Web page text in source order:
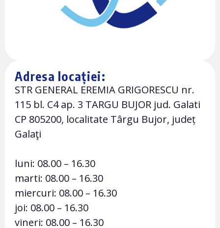
Adresa locației:
STR GENERAL EREMIA GRIGORESCU nr.
115 bl. C4 ap. 3 TARGU BUJOR jud. Galati
CP 805200, localitate Târgu Bujor, județ
Galaţi
luni: 08.00 – 16.30
marti: 08.00 – 16.30
miercuri: 08.00 – 16.30
joi: 08.00 – 16.30
vineri: 08.00 – 16.30